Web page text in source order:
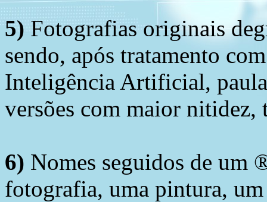
5) Fotografias originais
sendo, após tratamento
Inteligência Artificial,
versões com maior nitidez,
6) Nomes seguidos de um
fotografia, uma pintura,